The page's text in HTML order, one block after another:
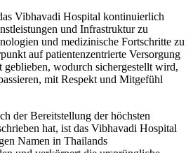
Vibhavadi Hospital kontinuierlich
und Infrastruktur zu
und medizinische Fortschritte zu
auf patientenzentrierte Versorgung
geblieben, wodurch sichergestellt wird,
mit Respekt und Mitgefühl
der Bereitstellung der höchsten
hat, ist das Vibhavadi Hospital
Namen in Thailands